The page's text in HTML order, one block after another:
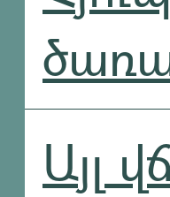
Այլ